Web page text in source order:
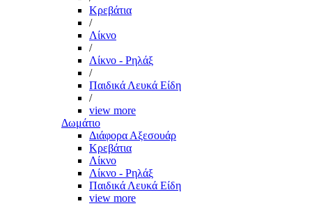
Κρεβάτια
/
Λίκνο
/
Λίκνο - Ρηλάξ
/
Παιδικά Λευκά Είδη
/
view more
Δωμάτιο
Διάφορα Αξεσουάρ
Κρεβάτια
Λίκνο
Λίκνο - Ρηλάξ
Παιδικά Λευκά Είδη
view more